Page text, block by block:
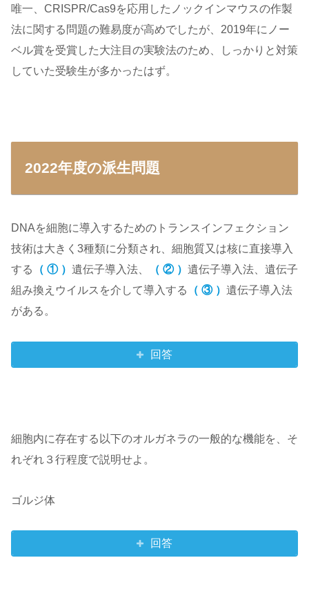
唯一、CRISPR/Cas9を応用したノックインマウスの作製
法に関する問題の難易度が高めでしたが、2019年にノー
ベル賞を受賞した大注目の実験法のため、しっかりと対策
していた受験生が多かったはず。
2022年度の派生問題
DNAを細胞に導入するためのトランスインフェクション
技術は大きく3種類に分類され、細胞質又は核に直接導入
する
（ ① ） 遺伝子導入法、 （ ② ） 遺伝子導入法、遺伝子
組み換えウイルスを介して導入する
（ ③ ） 遺伝子導入法
がある。
回答
細胞内に存在する以下のオルガネラの一般的な機能を、そ
れぞれ３行程度で説明せよ。
ゴルジ体
回答